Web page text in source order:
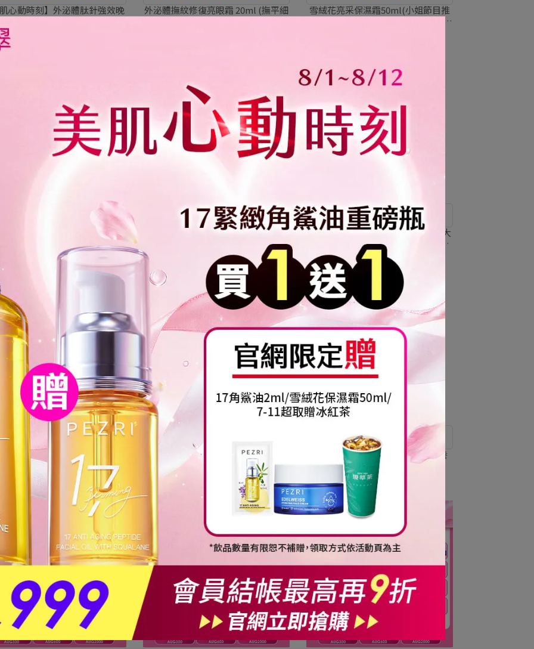
心動時刻】外泌體肽針強效晚
(煥膚修復)｜PEZRI派翠胜肽
亮！
外泌體撫紋修復亮眼霜 20ml (撫平細
紋)｜PEZRI派翠胜肽保養專家
雪絨花亮采保濕霜50ml(小姐節目推
薦、雪壩級保濕)｜PEZRI派翠胜肽保
修護補水，穩定膚況，舒緩不適
推薦、高濃度5%維他命B5)｜
PEZRI派翠胜肽保養專家
NT$1.080
年輕感UP! 肌膚呈現飽滿彈潤
17胜肽PRO+緊緻乳霜50g (高濃度普
拉斯鏈)｜PEZRI派翠胜肽保養專家
NT$1.680
49折
質地輕盈水潤，快速滲透不泛油光，四
季保養皆可使用
21胜肽美白精華乳50ml (女人我最大
節目推薦、2%乙基維他命C) ｜
PEZRI派翠胜肽保養專家
NT$677NT$1.380
層層把關 突破美白臨界點
美白淡斑霜22g (小姐不熙娣節
、3%傳明酸)｜PEZRI派翠胜
肽保養專家
NT$799 NT$1.080
17胜肽緊緻亮采眼霜 15g (女人我最
大節目推薦、淡化細紋)｜PEZRI派翠
NT$1.080
57折
擊退乾燥敏弱粗糙 快速回穩健康肌
舒顏柔護修復乳霜50g (修護型滋養
霜)｜PEZRI派翠胜肽保養專家
NT$399
68折